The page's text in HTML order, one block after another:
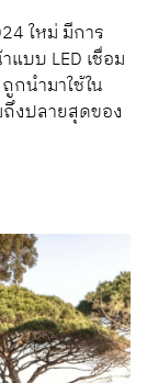
ใหม่ มีการ
บบ LED เชื่อม
นำมาใช้ใน
งปลายสุดของ